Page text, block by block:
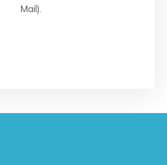
Mail).